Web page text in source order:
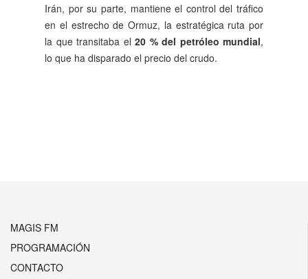
Irán, por su parte, mantiene el control del tráfico
en el estrecho de Ormuz, la estratégica ruta por
la que transitaba el 20 % del petróleo mundial,
lo que ha disparado el precio del crudo.
MAGIS FM
PROGRAMACIÓN
CONTACTO